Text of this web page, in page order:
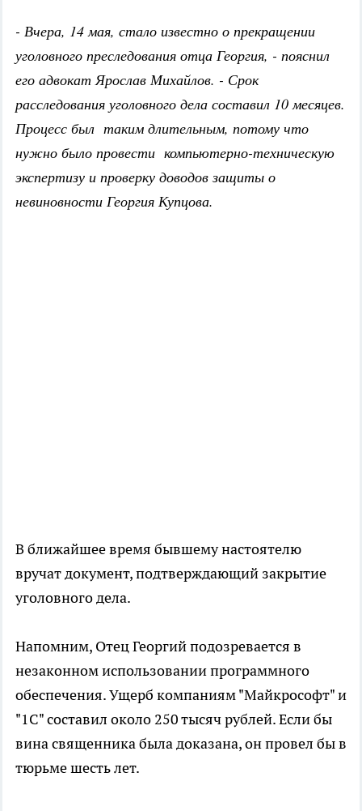
- Вчера, 14 мая, стало известно о прекращении
уголовного преследования отца Георгия, - пояснил
его адвокат Ярослав Михайлов. - Срок
расследования уголовного дела составил 10 месяцев.
Процесс был таким длительным, потому что
нужно было провести компьютерно-техническую
экспертизу и проверку доводов защиты о
невиновности Георгия Купцова.
В ближайшее время бывшему настоятелю
вручат документ, подтверждающий закрытие
уголовного дела.
Напомним, Отец Георгий подозревается в
незаконном использовании программного
обеспечения. Ущерб компаниям "Майкрософт" и
"1С" составил около 250 тысяч рублей. Если бы
вина священника была доказана, он провел бы в
тюрьме шесть лет.